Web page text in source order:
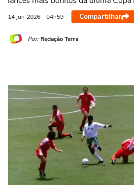
14 jun 2026 - 04h59 Compartilhar
Por: Redação Terra